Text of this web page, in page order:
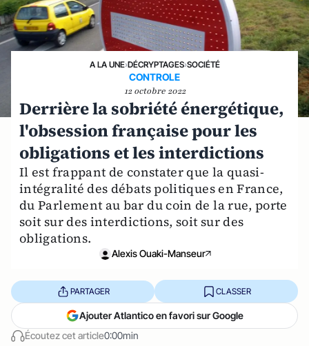
A LA UNE›DÉCRYPTAGES›SOCIÉTÉ
CONTROLE
12 octobre 2022
Derrière la sobriété énergétique,
l'obsession française pour les
obligations et les interdictions
Il est frappant de constater que la quasi-
intégralité des débats politiques en France,
du Parlement au bar du coin de la rue, porte
soit sur des interdictions, soit sur des
obligations.
Alexis Ouaki-Manseur
Écoutez cet article0:00min
PARTAGER CLASSER
Ajouter Atlantico en favori sur Google